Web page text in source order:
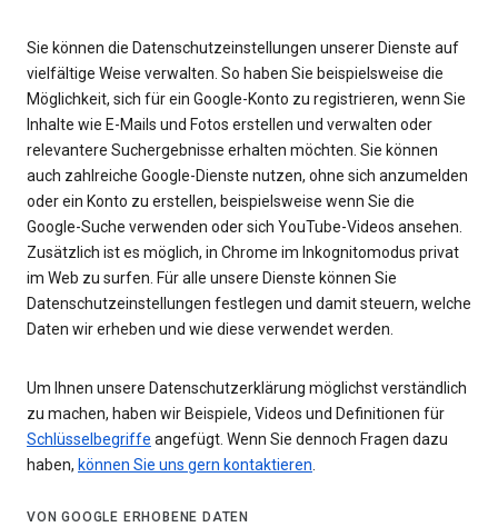
Sie können die Datenschutzeinstellungen unserer Dienste auf
vielfältige Weise verwalten. So haben Sie beispielsweise die
Möglichkeit, sich für ein Google-Konto zu registrieren, wenn Sie
Inhalte wie E-Mails und Fotos erstellen und verwalten oder
relevantere Suchergebnisse erhalten möchten. Sie können
auch zahlreiche Google-Dienste nutzen, ohne sich anzumelden
oder ein Konto zu erstellen, beispielsweise wenn Sie die
Google-Suche verwenden oder sich YouTube-Videos ansehen.
Zusätzlich ist es möglich, in Chrome im Inkognitomodus privat
im Web zu surfen. Für alle unsere Dienste können Sie
Datenschutzeinstellungen festlegen und damit steuern, welche
Daten wir erheben und wie diese verwendet werden.
Um Ihnen unsere Datenschutzerklärung möglichst verständlich
zu machen, haben wir Beispiele, Videos und Definitionen für
Schlüsselbegriffe angefügt. Wenn Sie dennoch Fragen dazu
haben, können Sie uns gern kontaktieren.
VON GOOGLE ERHOBENE DATEN